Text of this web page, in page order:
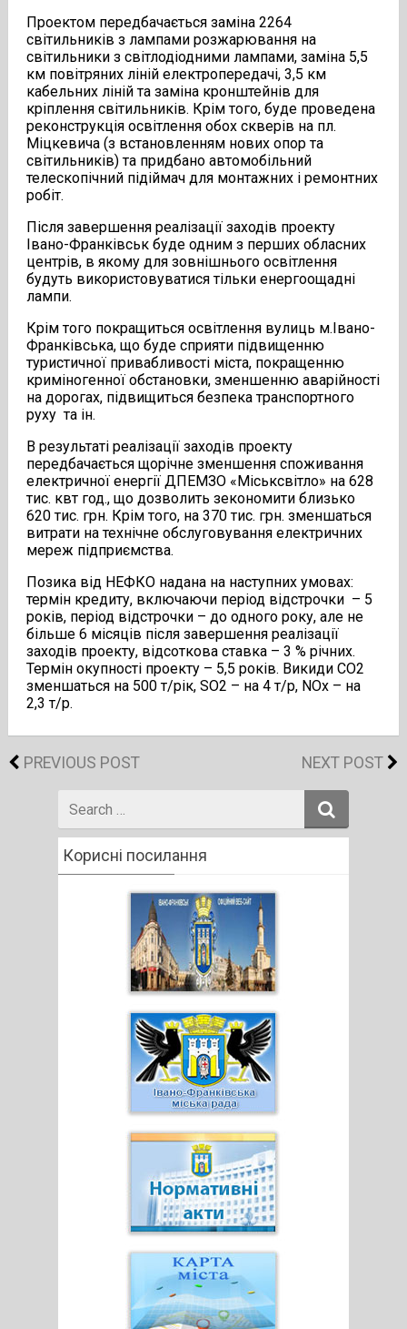
Проектом передбачається заміна 2264
світильників з лампами розжарювання на
світильники з світлодіодними лампами, заміна 5,5
км повітряних ліній електропередачі, 3,5 км
кабельних ліній та заміна кронштейнів для
кріплення світильників. Крім того, буде проведена
реконструкція освітлення обох скверів на пл.
Міцкевича (з встановленням нових опор та
світильників) та придбано автомобільний
телескопічний підіймач для монтажних і ремонтних
робіт.
Після завершення реалізації заходів проекту
Івано-Франківськ буде одним з перших обласних
центрів, в якому для зовнішнього освітлення
будуть використовуватися тільки енергоощадні
лампи.
Крім того покращиться освітлення вулиць м.Івано-
Франківська, що буде сприяти підвищенню
туристичної привабливості міста, покращенню
криміногенної обстановки, зменшенню аварійності
на дорогах, підвищиться безпека транспортного
руху та ін.
В результаті реалізації заходів проекту
передбачається щорічне зменшення споживання
електричної енергії ДПЕМЗО «Міськсвітло» на 628
тис. квт год., що дозволить зекономити близько
620 тис. грн. Крім того, на 370 тис. грн. зменшаться
витрати на технічне обслуговування електричних
мереж підприємства.
Позика від НЕФКО надана на наступних умовах:
термін кредиту, включаючи період відстрочки – 5
років, період відстрочки – до одного року, але не
більше 6 місяців після завершення реалізації
заходів проекту, відсоткова ставка – 3 % річних.
Термін окупності проекту – 5,5 років. Викиди СО2
зменшаться на 500 т/рік, SO2 – на 4 т/р, NOx – на
2,3 т/р.
PREVIOUS POST NEXT POST
for
Корисні посилання